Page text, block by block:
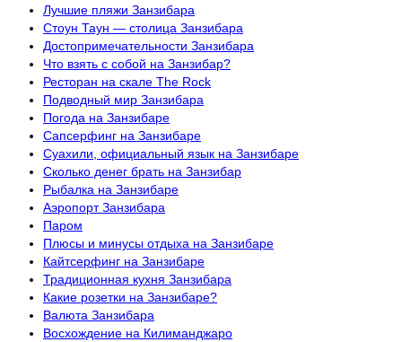
Лучшие пляжи Занзибара
Стоун Таун — столица Занзибара
Достопримечательности Занзибара
Что взять с собой на Занзибар?
Ресторан на скале The Rock
Подводный мир Занзибара
Погода на Занзибаре
Сапсерфинг на Занзибаре
Суахили, официальный язык на Занзибаре
Сколько денег брать на Занзибар
Рыбалка на Занзибаре
Аэропорт Занзибара
Паром
Плюсы и минусы отдыха на Занзибаре
Кайтсерфинг на Занзибаре
Традиционная кухня Занзибара
Какие розетки на Занзибаре?
Валюта Занзибара
Восхождение на Килиманджаро